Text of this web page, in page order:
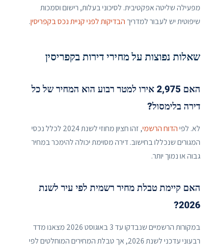
מפעילה שליטה אפקטיבית. לסיכוני בעלות, רישום וסמכות
שיפוטית יש לעבור למדריך הבדיקות לפני קניית נכס בקפריסין.
שאלות נפוצות על מחירי דירות בקפריסין
האם 2,975 אירו למטר רבוע הוא המחיר של כל
דירה בלימסול?
לא. לפיהדוח הרשמי
, זהו חציון מחוזי לשנת 2024 לכלל נכסי
המגורים שנכללו בחישוב. דירה מסוימת יכולה להימכר במחיר
גבוה או נמוך יותר.
האם קיימת טבלת מחיר רשמית לפי עיר לשנת
2026?
במקורות הרשמיים שנבדקו עד 3 באוגוסט 2026 מצאנו מדד
רבעוני עדכני לשנת 2026, אך טבלת המחירים המוחלטים לפי